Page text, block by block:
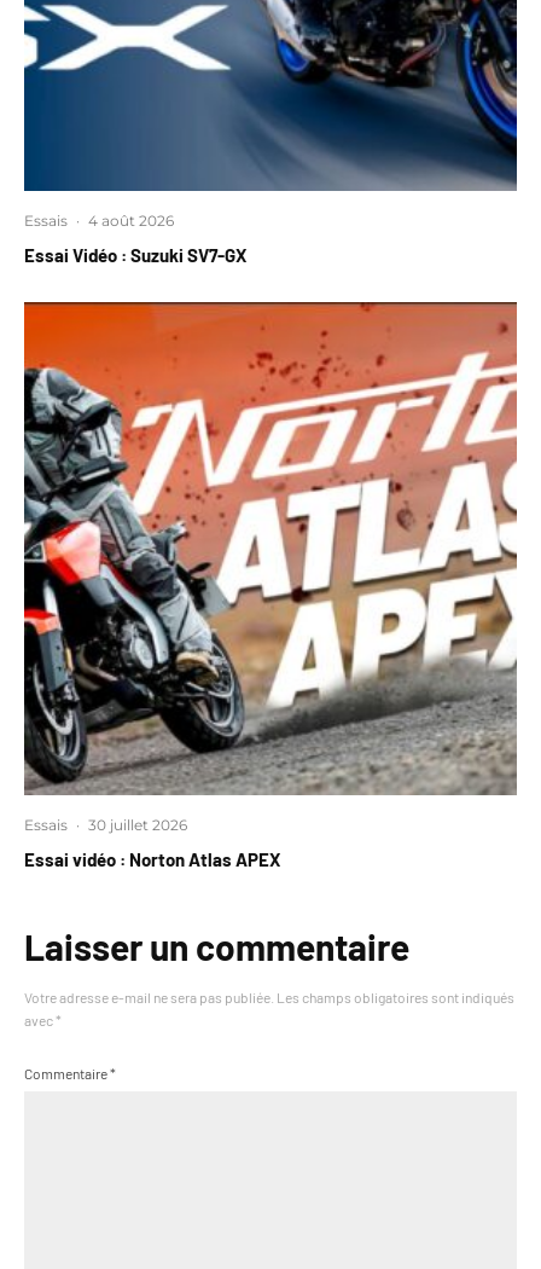
Essais · 4 août 2026
Essai Vidéo : Suzuki SV7-GX
Essais · 30 juillet 2026
Essai vidéo : Norton Atlas APEX
Laisser un commentaire
Votre adresse e-mail ne sera pas publiée. Les champs obligatoires sont indiqués
avec *
Commentaire*